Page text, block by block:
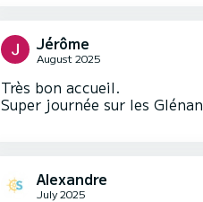
Jérôme
August 2025
Très bon accueil.
Super journée sur les
Alexandre
July 2025